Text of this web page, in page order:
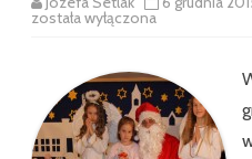
Wizyta
szkole
została wyłączona